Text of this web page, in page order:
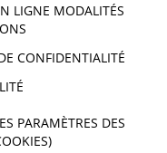
LIGNE MODALITÉS
CONFIDENTIALITÉ
PARAMÈTRES DES